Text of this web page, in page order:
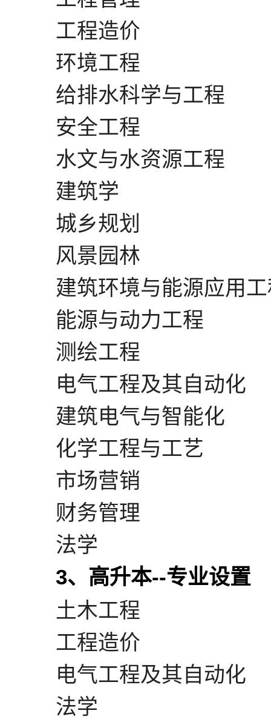
工程造价
环境工程
给排水科学与工程
安全工程
水文与水资源工程
建筑学
城乡规划
风景园林
建筑环境与能源应用
能源与动力工程
测绘工程
电气工程及其自动化
建筑电气与智能化
化学工程与工艺
市场营销
财务管理
法学
3、高升本--专业设置
土木工程
工程造价
电气工程及其自动化
法学